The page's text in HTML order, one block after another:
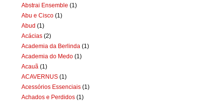
Abstrai Ensemble (1)
Abu e Cisco (1)
Abud (1)
Acácias (2)
Academia da Berlinda (1)
Academia do Medo (1)
Acauã (1)
ACAVERNUS (1)
Acessórios Essenciais (1)
Achados e Perdidos (1)